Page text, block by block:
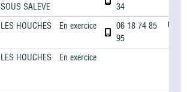
SOUS SALEVE
34
LES HOUCHES En exercice
06 18 74 85
95
LES HOUCHES En exercice